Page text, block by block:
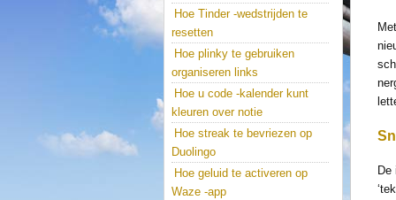
De
Hoe Tinder -wedstrijden te
resetten
Hoe plinky te gebruiken
organiseren links
Hoe u code -kalender kunt
kleuren over notie
Hoe streak te bevriezen op
Duolingo
Hoe geluid te activeren op
Waze -app